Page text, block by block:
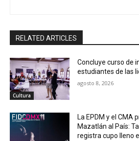
RELATED ARTICLES
Cultura
Concluye curso de
estudiantes de las
agosto 8, 2026
La EPDM y el CMA
Mazatlán al País:
registra cupo lleno